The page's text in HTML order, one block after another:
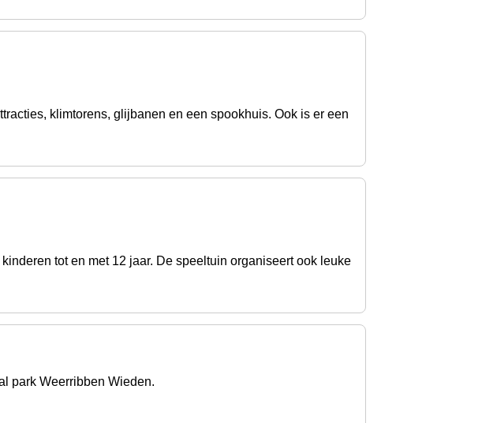
klimtorens, glijbanen en een spookhuis. Ook is er een
tot en met 12 jaar. De speeltuin organiseert ook leuke
park Weerribben Wieden.